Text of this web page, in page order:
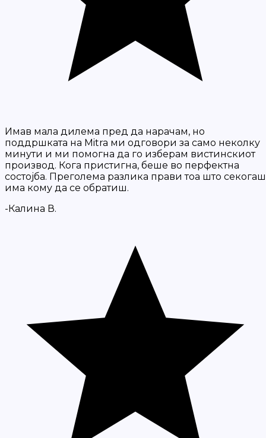
Имав мала дилема пред да нарачам, но
поддршката на Mitra ми одговори за само неколку
минути и ми помогна да го изберам вистинскиот
производ. Кога пристигна, беше во перфектна
состојба. Преголема разлика прави тоа што секогаш
има кому да се обратиш.
-Калина В.